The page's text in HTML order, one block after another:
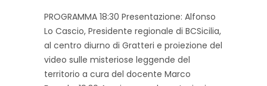
PROGRAMMA 18:30 Presentazione: Alfonso
Lo Cascio, Presidente regionale di BCSicilia,
al centro diurno di Gratteri e proiezione del
video sulle misteriose leggende del
territorio a cura del docente Marco